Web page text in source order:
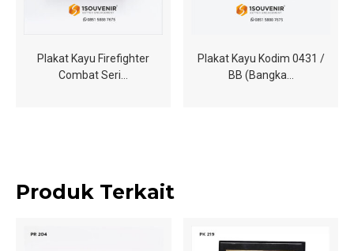
Plakat Kayu Firefighter
Combat Seri…
Plakat Kayu Kodim 0431 /
BB (Bangka…
Produk Terkait